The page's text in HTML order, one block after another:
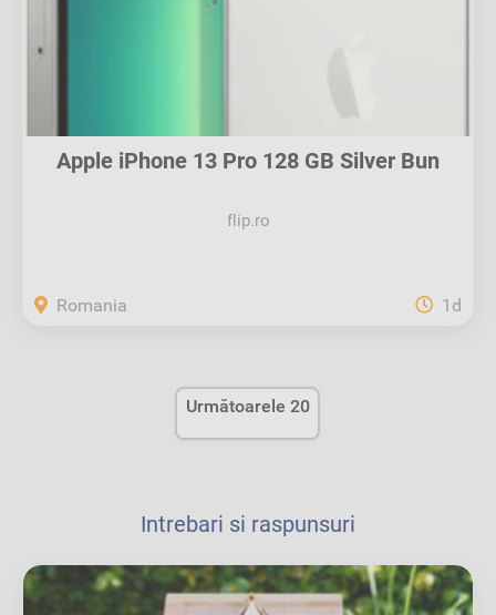
Apple iPhone 13 Pro 128 GB Silver Bun
flip.ro
Romania 1d
Următoarele 20
Intrebari si raspunsuri